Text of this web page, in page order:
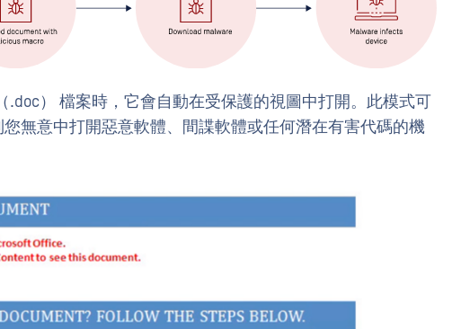
.doc） 檔案時，它會自動在受保護的視圖中打開。此模式可
您無意中打開惡意軟體、間諜軟體或任何潛在有害代碼的機